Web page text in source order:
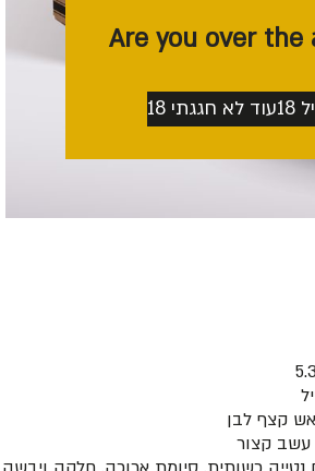
עוד לא חגגתי 18
קצף לבן
עשב קצור